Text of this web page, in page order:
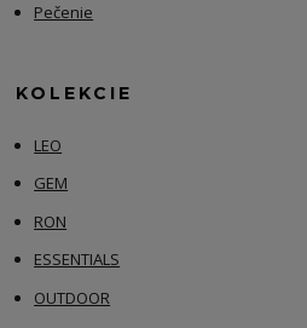
Pečenie
KOLEKCIE
LEO
GEM
RON
ESSENTIALS
OUTDOOR